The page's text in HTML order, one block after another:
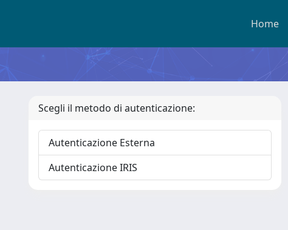
Home
Scegli il metodo di autenticazione:
Autenticazione Esterna
Autenticazione IRIS